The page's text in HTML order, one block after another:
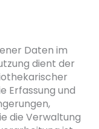
Daten im
dient der
Erfassung und
die Verwaltung